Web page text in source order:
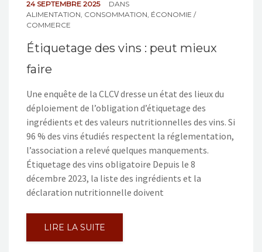
24 SEPTEMBRE 2025
DANS
ALIMENTATION CONSOMMATION ÉCONOMIE /
COMMERCE
Étiquetage des vins : peut mieux
faire
Une enquête de la CLCV dresse un état des lieux du
déploiement de l’obligation d’étiquetage des
ingrédients et des valeurs nutritionnelles des vins. Si
96 % des vins étudiés respectent la réglementation,
l’association a relevé quelques manquements.
Étiquetage des vins obligatoire Depuis le 8
décembre 2023, la liste des ingrédients et la
déclaration nutritionnelle doivent
LIRE LA SUITE